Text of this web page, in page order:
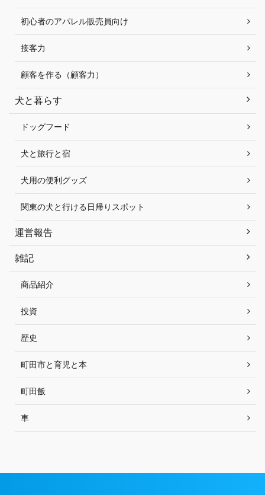
初心者のアパレル販売員向け
接客力
顧客を作る（顧客力）
犬と暮らす
ドッグフード
犬と旅行と宿
犬用の便利グッズ
関東の犬と行ける日帰りスポット
運営報告
雑記
商品紹介
投資
歴史
町田市と育児と本
町田飯
車